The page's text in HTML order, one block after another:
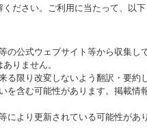
ださい。ご利用に当たって、以下
公式ウェブサイト等から収集し
りません。
限り改変しないよう翻訳・要約
含む可能性があります。掲載情
より更新されている可能性があ